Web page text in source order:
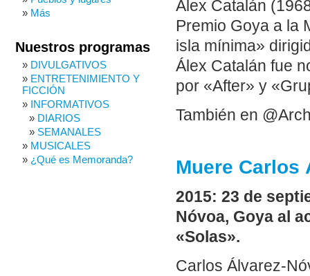
Álex Catalán
Premio Goya a la
isla mínima»
Álex Catalán fue
por «After» y
También en
Muere Carlos
2015: 23 de
Nóvoa, Goya al
«Solas».
Carlos Álvarez-
Más
Nuestros programas
DIVULGATIVOS
ENTRETENIMIENTO Y
FICCIÓN
INFORMATIVOS
DIARIOS
SEMANALES
MUSICALES
¿Qué es Memoranda?